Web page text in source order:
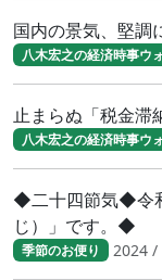
国内の景気、堅
八木宏之の経済時事ウ
止まらぬ「税金滞
八木宏之の経済時事ウ
◆二十四節気◆令
じ）」です。◆
季節のお便り 2024 /